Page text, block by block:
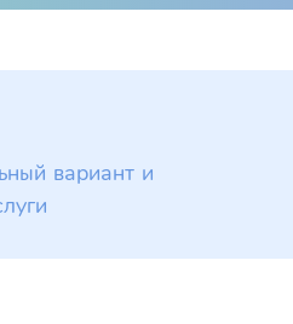
вариант и